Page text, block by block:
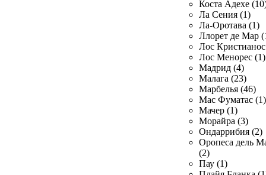
Коста Адехе
Ла Сения (1)
Ла-Оротава (1)
Ллорет де Мар
Лос
Лос Менорес (1)
Мадрид (4)
Малага (23)
Марбелья (46)
Мас Фуматас (1)
Мачер (1)
Морайра (3)
Ондаррибия (2)
Оропеса дель
(2)
Пау (1)